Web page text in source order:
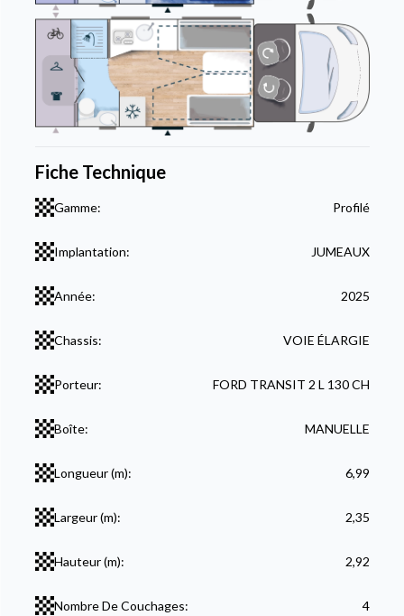
Fiche Technique
Gamme: Profilé
Implantation: JUMEAUX
Année: 2025
Chassis: VOIE ÉLARGIE
Porteur: FORD TRANSIT 2 L 130 CH
Boîte: MANUELLE
Longueur (m): 6,99
Largeur (m): 2,35
Hauteur (m): 2,92
Nombre De Couchages: 4